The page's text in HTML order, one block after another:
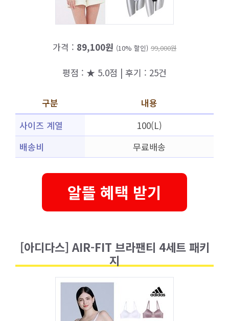
가격 : 89,100원 (10% 할인) 99,000원
평점 : ★ 5.0점 | 후기 : 25건
구분
내용
사이즈 계열
100(L)
배송비
무료배송
알뜰 혜택 받기
[아디다스] AIR-FIT 브라팬티 4세트 패키
지